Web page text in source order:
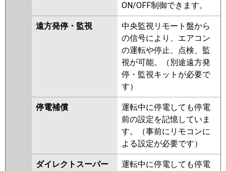
ON/OFF制御できます。
遠方発停・監視
中央監視リモート盤から
の信号により、エアコン
の運転や停止、点検、監
視が可能。（別途遠方発
停・監視キットが必要で
す）
停電補償
運転中に停電しても停電
前の設定を記憶していま
す。（事前にリモコンに
よる設定が必要です）
ダイレクトスーパー
運転中に停電しても停電